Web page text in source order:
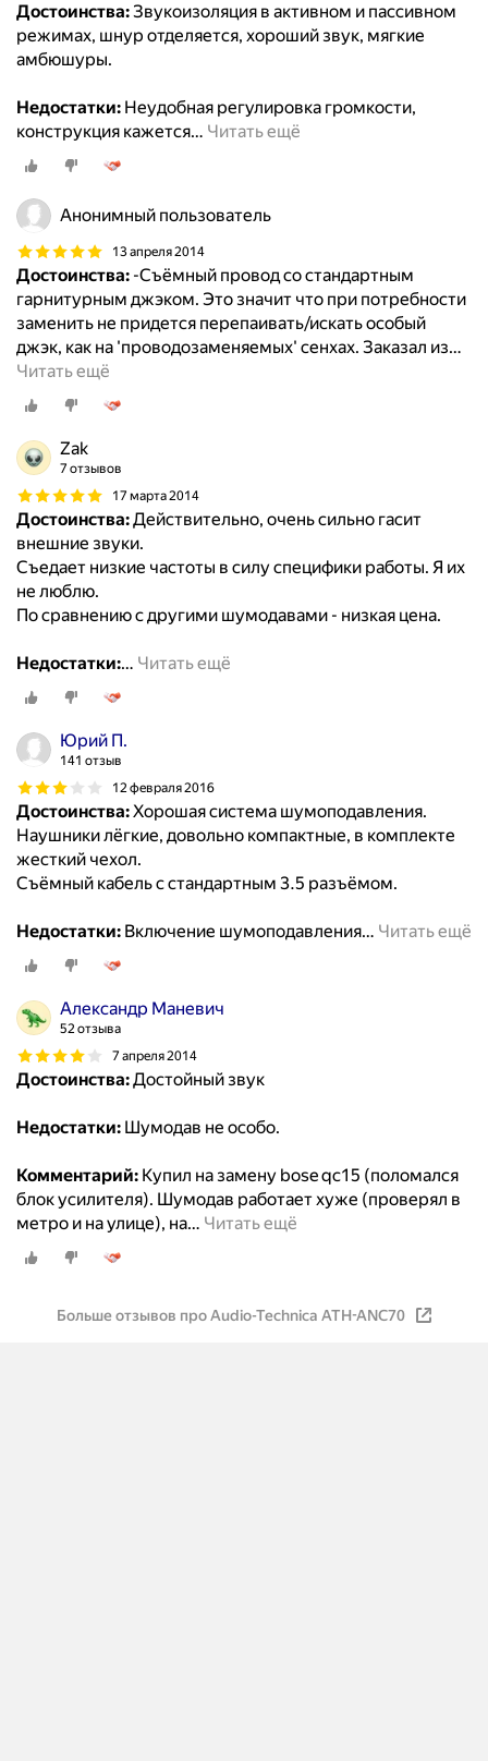
Достоинства:Звукоизоляция в активном и пассивном
режимах, шнур отделяется, хороший звук, мягкие
амбюшуры.
Недостатки: Неудобная регулировка громкости,
конструкция кажется… Читать ещё
Анонимный пользователь
13 апреля 2014
Достоинства: -Съёмный провод со стандартным
гарнитурным джэком. Это значит что при потребности
заменить не придется перепаивать/искать особый
джэк, как на 'проводозаменяемых' сенхах. Заказал из…
Читать ещё
Zak
7 отзывов
17 марта 2014
Достоинства:Действительно, очень сильно гасит
внешние звуки.
Съедает низкие частоты в силу специфики работы. Я их
не люблю.
По сравнению с другими шумодавами - низкая цена.
Недостатки:… Читать ещё
Юрий П.
141 отзыв
12 февраля 2016
Достоинства:Хорошая система шумоподавления.
Наушники лёгкие, довольно компактные, в комплекте
жесткий чехол.
Съёмный кабель с стандартным 3.5 разъёмом.
Недостатки: Включение шумоподавления… Читать ещё
Александр Маневич
52 отзыва
7 апреля 2014
Достоинства:Достойный звук
Недостатки: Шумодав не особо.
Комментарий: Купил на замену bose qc15 (поломался
блок усилителя). Шумодав работает хуже (проверял в
метро и на улице), на… Читать ещё
Больше отзывов про Audio-Technica ATH-ANC70